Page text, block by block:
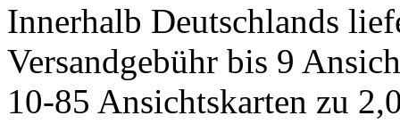
Innerhalb Deutschlands
Versandgebühr bis 9
10-85 Ansichtskarten zu